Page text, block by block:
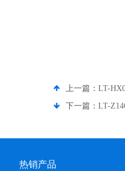
上一篇： LT-
下一篇： LT-
热销产品